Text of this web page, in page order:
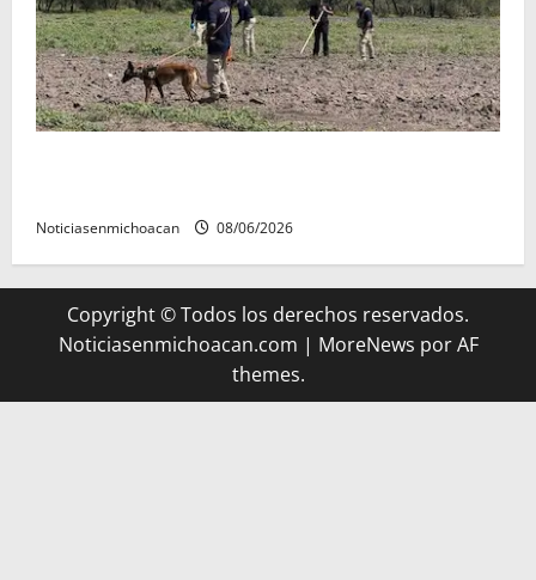
Noticiasenmichoacan 08/06/2026
Copyright © Todos los derechos reservados.
Noticiasenmichoacan.com | MoreNews por AF
themes.